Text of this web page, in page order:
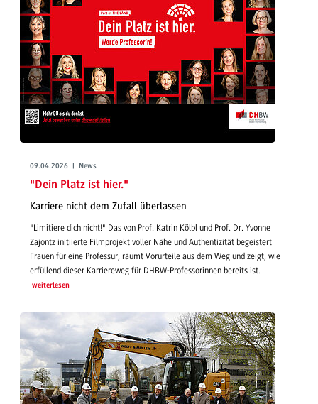
09.04.2026 | News
"Dein Platz ist hier."
Karriere nicht dem Zufall überlassen
"Limitiere dich nicht!" Das von Prof. Katrin Kölbl und Prof. Dr. Yvonne
Zajontz initiierte Filmprojekt voller Nähe und Authentizität begeistert
Frauen für eine Professur, räumt Vorurteile aus dem Weg und zeigt, wie
erfüllend dieser Karriereweg für DHBW-Professorinnen bereits ist.
weiterlesen